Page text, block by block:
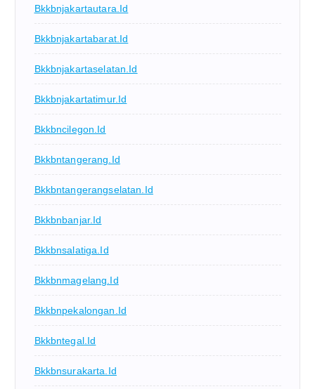
Bkkbnjakartautara.id
Bkkbnjakartabarat.id
Bkkbnjakartaselatan.id
Bkkbnjakartatimur.id
Bkkbncilegon.id
Bkkbntangerang.id
Bkkbntangerangselatan.id
Bkkbnbanjar.id
Bkkbnsalatiga.id
Bkkbnmagelang.id
Bkkbnpekalongan.id
Bkkbntegal.id
Bkkbnsurakarta.id